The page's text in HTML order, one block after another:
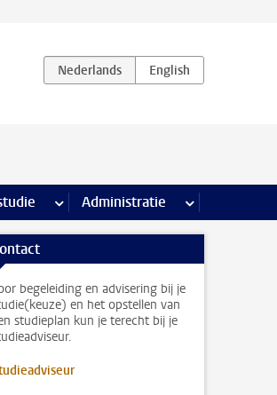
pagina’s
meer Naast je studie pagina’s
Administratie meer
begeleiding en advisering bij je
en het opstellen van
studieplan kun je terecht bij je